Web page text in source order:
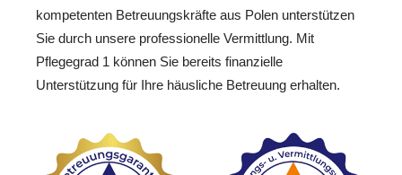
kompetenten Betreuungskräfte aus Polen unterstützen
Sie durch unsere professionelle Vermittlung. Mit
Pflegegrad 1 können Sie bereits finanzielle
Unterstützung für Ihre häusliche Betreuung erhalten.